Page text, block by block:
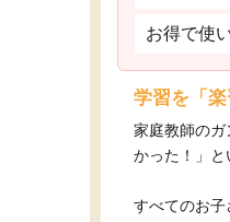
お得で使
学習を「
家庭教師の
かった！」と
すべてのお子